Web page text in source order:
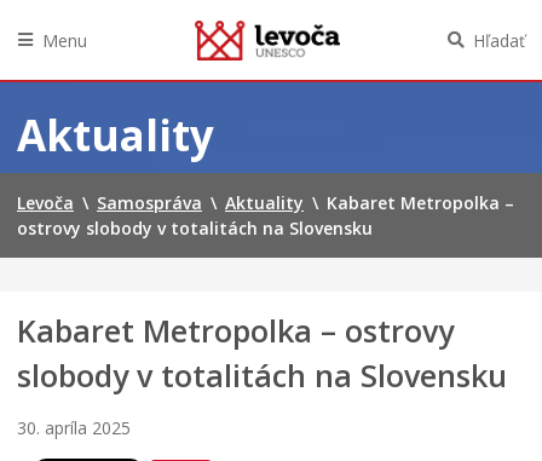
obsah
Menu Hľadať
Aktuality
Levoča \ Samospráva \ Aktuality \ Kabaret Metropolka –
ostrovy slobody v totalitách na Slovensku
Kabaret Metropolka – ostrovy
slobody v totalitách na Slovensku
30. apríla 2025